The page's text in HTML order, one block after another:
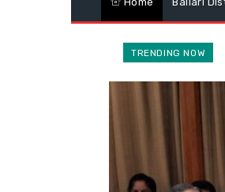
TRENDING NOW